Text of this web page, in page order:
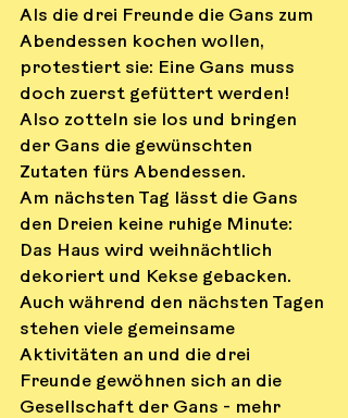
Als die drei Freunde die Gans zum
Abendessen kochen wollen,
protestiert sie: Eine Gans muss
doch zuerst gefüttert werden!
Also zotteln sie los und bringen
der Gans die gewünschten
Zutaten fürs Abendessen.
Am nächsten Tag lässt die Gans
den Dreien keine ruhige Minute:
Das Haus wird weihnächtlich
dekoriert und Kekse gebacken.
Auch während den nächsten Tagen
stehen viele gemeinsame
Aktivitäten an und die drei
Freunde gewöhnen sich an die
Gesellschaft der Gans - mehr